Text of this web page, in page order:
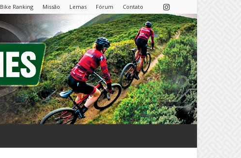
Bike Ranking Missão Lemas Fórum Contato